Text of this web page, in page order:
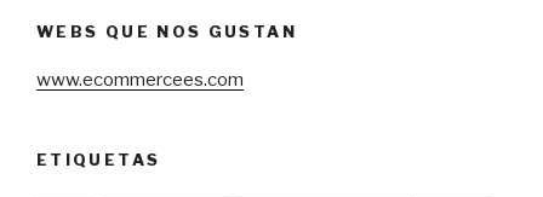
WEBS QUE NOS GUSTAN
www.ecommercees.com
ETIQUETAS